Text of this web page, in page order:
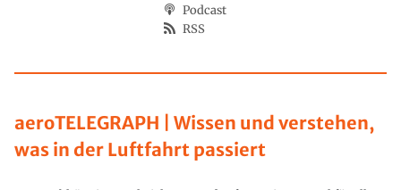
aeroTELEGRAPH | Wissen und verstehen,
was in der Luftfahrt passiert
Podcast
RSS